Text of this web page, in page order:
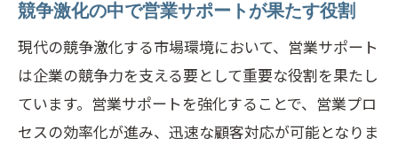
競争激化の中で営業サポートが果たす役割
現代の競争激化する市場環境において、営業サポート
は企業の競争力を支える要として重要な役割を果たし
ています。営業サポートを強化することで、営業プロ
セスの効率化が進み、迅速な顧客対応が可能となりま